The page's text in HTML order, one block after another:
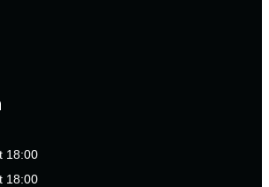
18:00
18:00